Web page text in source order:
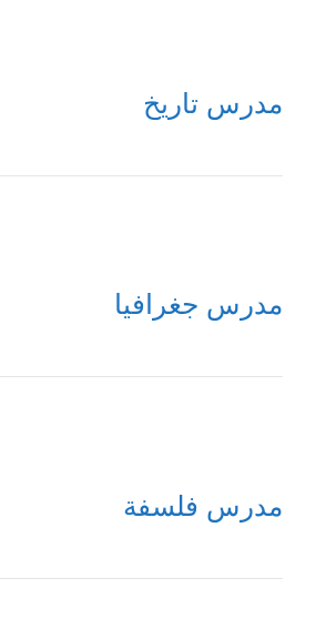
مدرس تاريخ
مدرس جغرافيا
مدرس فلسفة